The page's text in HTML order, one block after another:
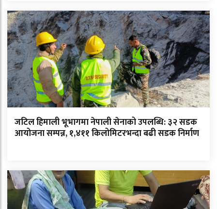
जटिल हिमाली भूभागमा नेपाली सेनाको उपलब्धि: ३२ सडक
आयोजना सम्पन्न, १,४११ किलोमिटरभन्दा बढी सडक निर्माण